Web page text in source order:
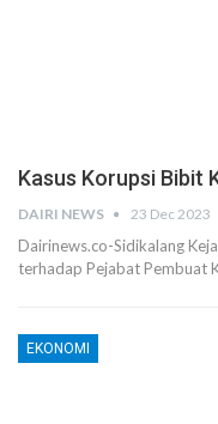
Kasus Korupsi Bibit
DAIRI NEWS 23 Dec 2023
Dairinews.co-Sidikalang
terhadap Pejabat Pembuat
EKONOMI